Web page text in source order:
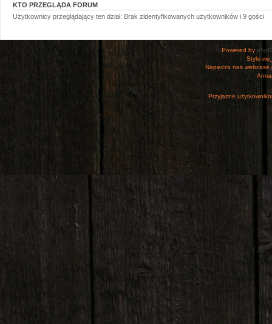
KTO PRZEGLĄDA FORUM
Użytkownicy przeglądający ten dział: Brak zidentyfikowanych użytkowników i 9 gości
Powered by
Style
Napędza nas
Przyjazne